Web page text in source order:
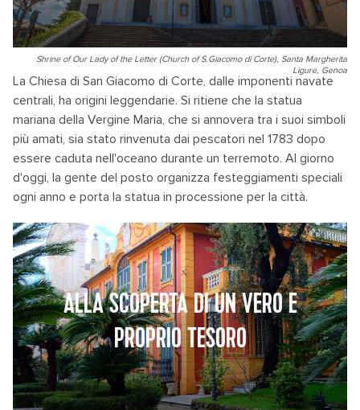
Shrine of Our Lady of the Letter (Church of S.Giacomo di Corte), Santa Margherita
Ligure, Genoa
La Chiesa di San Giacomo di Corte, dalle imponenti navate
centrali, ha origini leggendarie. Si ritiene che la statua
mariana della Vergine Maria, che si annovera tra i suoi simboli
più amati, sia stato rinvenuta dai pescatori nel 1783 dopo
essere caduta nell'oceano durante un terremoto. Al giorno
d'oggi, la gente del posto organizza festeggiamenti speciali
ogni anno e porta la statua in processione per la città.
ALLA SCOPERTA DI UN VERO E
PROPRIO TESORO